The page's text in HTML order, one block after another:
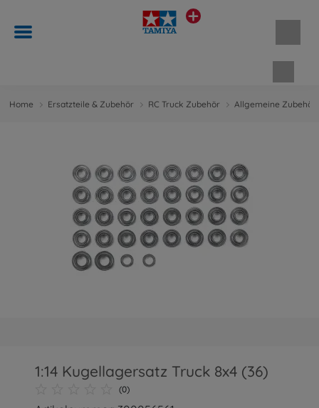
Home Ersatzteile & Zubehör RC Truck Zubehör Allgemeine
1:14 Kugellagersatz Truck 8x4 (36)
(0)